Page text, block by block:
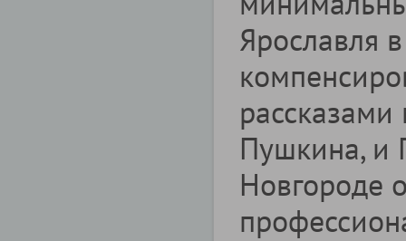
Ярославля
Пушкина, и
Новгороде